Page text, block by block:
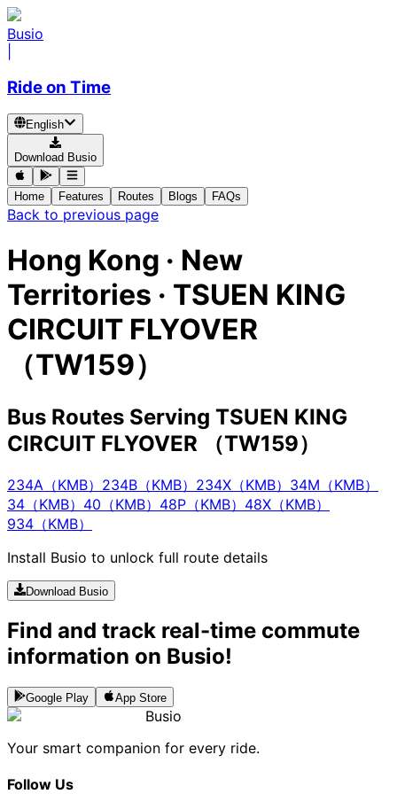
Busio
Ride on Time
English
Download Busio
Home Features Routes Blogs FAQs
Back to previous page
Hong Kong · New
Territories · TSUEN KING
CIRCUIT FLYOVER
（TW159）
Bus Routes Serving TSUEN KING
CIRCUIT FLYOVER （TW159）
234A（KMB） 234B（KMB） 234X（KMB） 34M（KMB）
34（KMB） 40（KMB） 48P（KMB） 48X（KMB）
934（KMB）
Install Busio to unlock full route details
Download Busio
Find and track real-time commute
information on Busio!
Google Play App Store
Busio
Your smart companion for every ride.
Follow Us